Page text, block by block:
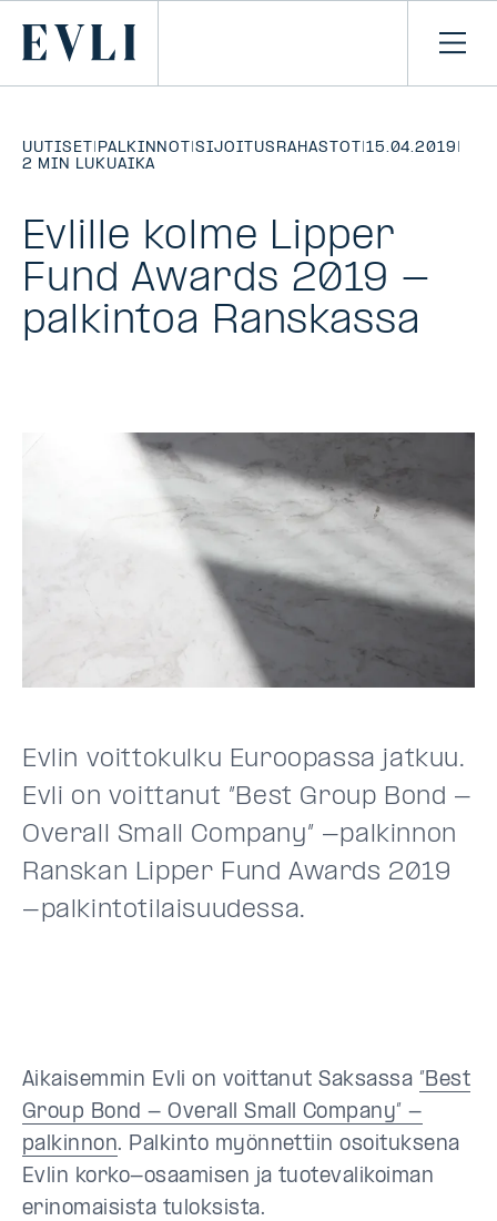
Primary
Avaa
UUTISET | PALKINNOT |SIJOITUSRAHASTOT |15.04.2019 |
2 MIN LUKUAIKA
Evlille kolme Lipper
Fund Awards 2019 -
palkintoa Ranskassa
Evlin voittokulku Euroopassa jatkuu.
Evli on voittanut ”Best Group Bond -
Overall Small Company” -palkinnon
Ranskan Lipper Fund Awards 2019
-palkintotilaisuudessa.
Aikaisemmin Evli on voittanut Saksassa ”Best
Group Bond - Overall Small Company” -
palkinnon. Palkinto myönnettiin osoituksena
Evlin korko-osaamisen ja tuotevalikoiman
erinomaisista tuloksista.